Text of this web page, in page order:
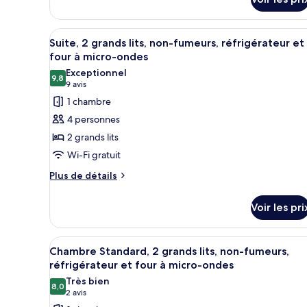
lits,
non-
fumeurs,
four
à
micro-
ondes
le
type
de
chambre
Standard,
2
grands
lits,
non-
fumeurs,
four
micro-
Afficher
toutes
les
photos
pour
ce
type
de
chambre :
Suite,
lits,
non-
fumeurs,
réfrigérateur
et
four
Une chambre d’hôtel avec
4
Suite, 2 grands lits, non-fumeurs, réfrigérateur et
four à micro-ondes
9,89,8 sur 10
Exceptionnel
9 avis
(9 avis)
1 chambre
4 personnes
2 grands lits
Wi-Fi gratuit
Plus de détails
Plus
le
type
de
chambre
Suite,
2
grands
Voir les
Afficher
toutes
les
photos
Une chambre d’hôtel avec
4
Chambre Standard, 2 grands lits, non-fumeurs,
réfrigérateur et four à micro-ondes
8,08,0 sur 10
Très bien
2 avis
(2 avis)